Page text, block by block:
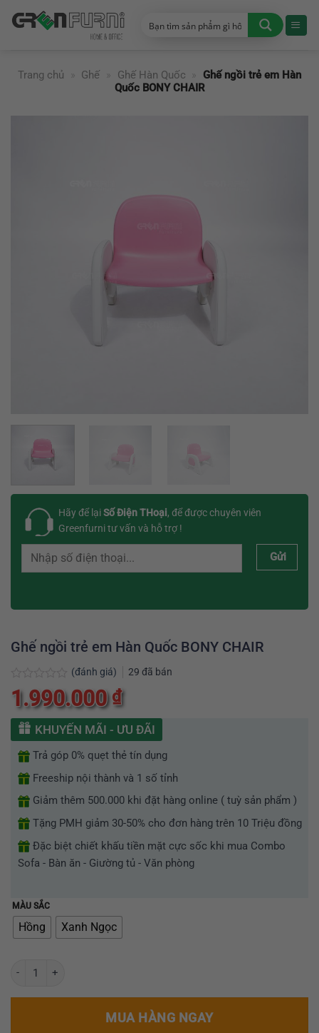
đến
Trang chủ
» Ghế » Ghế Hàn Quốc »
Ghế ngồi trẻ em Hàn
Quốc BONY CHAIR
Hãy để lạiSố Điện THoại, để được chuyên viên
Greenfurni tư vấn và hỗ trợ !
Gửi
Ghế ngồi trẻ em Hàn Quốc BONY CHAIR
Được
xếp
(đánh giá) 29 đã bán
1.990.000₫
KHUYẾN MÃI - ƯU ĐÃI
Trả góp 0% quẹt thẻ tín dụng
Freeship nội thành và 1 số tỉnh
Giảm thêm 500.000 khi đặt hàng online ( tuỳ sản phẩm )
Tặng PMH giảm 30-50% cho đơn hàng trên 10 Triệu đồng
Đặc biệt chiết khấu tiền mặt cực sốc khi mua Combo
Sofa - Bàn ăn - Giường tủ - Văn phòng
MÀU SẮC
Hồng Xanh Ngọc
MUA HÀNG NGAY